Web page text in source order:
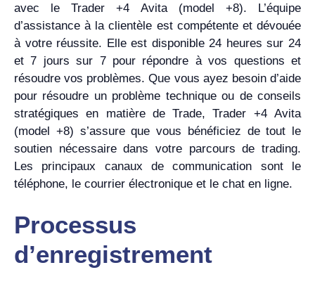
avec le Trader +4 Avita (model +8). L’équipe
d’assistance à la clientèle est compétente et dévouée
à votre réussite. Elle est disponible 24 heures sur 24
et 7 jours sur 7 pour répondre à vos questions et
résoudre vos problèmes. Que vous ayez besoin d’aide
pour résoudre un problème technique ou de conseils
stratégiques en matière de Trade, Trader +4 Avita
(model +8) s’assure que vous bénéficiez de tout le
soutien nécessaire dans votre parcours de trading.
Les principaux canaux de communication sont le
téléphone, le courrier électronique et le chat en ligne.
Processus
d’enregistrement